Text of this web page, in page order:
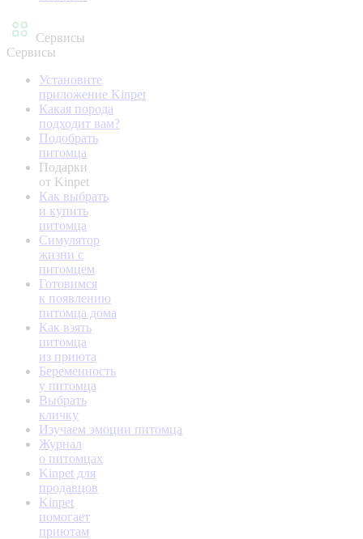
Сервисы
Сервисы
Установите
приложение Kinpet
Какая порода
подходит вам?
Подобрать
питомца
Подарки
от Kinpet
Как выбрать
и купить
питомца
Симулятор
жизни с
питомцем
Готовимся
к появлению
питомца дома
Как взять
питомца
из приюта
Беременность
у питомца
Выбрать
кличку
Изучаем эмоции питомца
Журнал
о питомцах
Kinpet для
продавцов
Kinpet
помогает
приютам